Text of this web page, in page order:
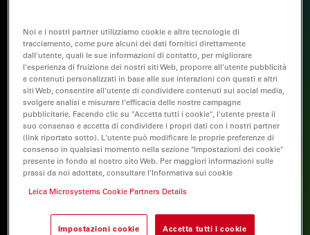
Noi e i nostri partner utilizziamo cookie e altre tecnologie di
tracciamento, come pure alcuni dei dati fornitici direttamente
dall'utente, quali le sue informazioni di contatto, per migliorare
l'esperienza di fruizione dei nostri siti Web, proporre all'utente pubblicità
e contenuti personalizzati in base alle sue interazioni con questi e altri
siti Web, consentire all'utente di condividere contenuti sui social media,
svolgere analisi e misurare l'efficacia delle nostre campagne
pubblicitarie. Facendo clic su "Accetta tutti i cookie", l'utente presta il
suo consenso e accetta di condividere i propri dati con i nostri partner
(link riportato sotto). L'utente può modificare le proprie preferenze di
consenso in qualsiasi momento nella sezione "Impostazioni dei cookie"
presente in fondo al nostro sito Web. Per maggiori informazioni sulle
prassi da noi adottate, consultare l'Informativa sui cookie
Leica Microsystems Cookie Partners Details
Impostazioni cookie Accetta tutti i cookie